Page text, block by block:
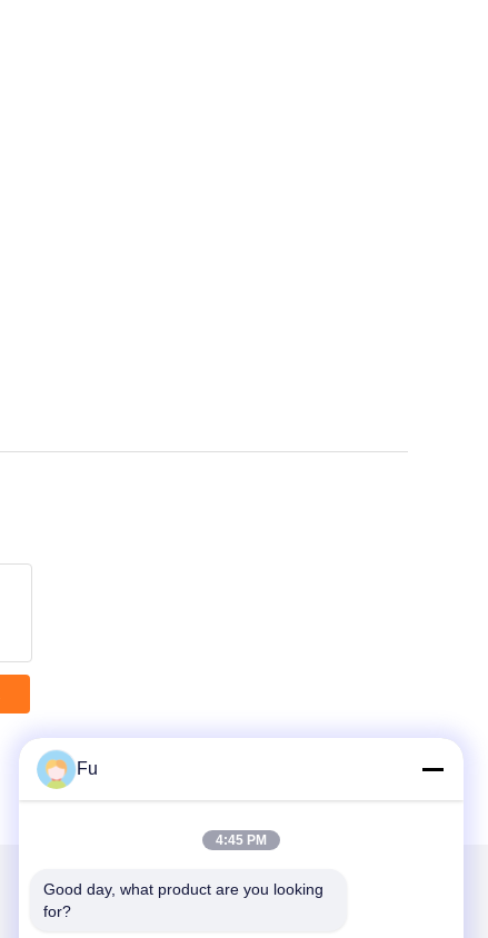
Envíenos un correo
Fu
4:45 PM
Good day, what product are you looking
for?